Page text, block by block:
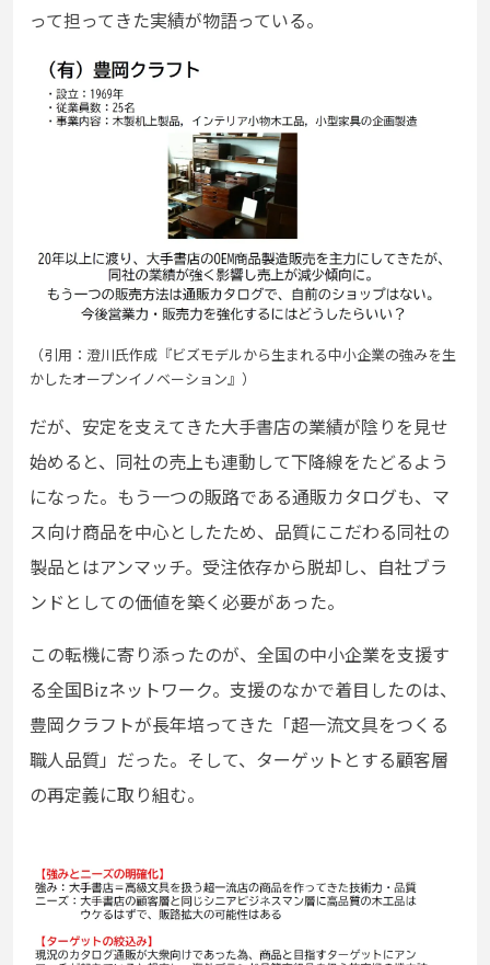
って担ってきた実績が物語っている。
（引用：澄川氏作成『ビズモデルから生まれる中小企業の強みを生
かしたオープンイノベーション』）
だが、安定を支えてきた大手書店の業績が陰りを見せ
始めると、同社の売上も連動して下降線をたどるよう
になった。もう一つの販路である通販カタログも、マ
ス向け商品を中心としたため、品質にこだわる同社の
製品とはアンマッチ。受注依存から脱却し、自社ブラ
ンドとしての価値を築く必要があった。
この転機に寄り添ったのが、全国の中小企業を支援す
る全国Bizネットワーク。支援のなかで着目したのは、
豊岡クラフトが長年培ってきた「超一流文具をつくる
職人品質」だった。そして、ターゲットとする顧客層
の再定義に取り組む。